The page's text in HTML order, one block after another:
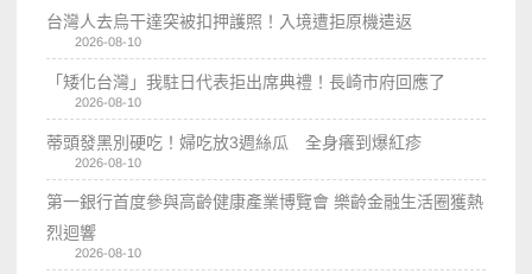
台灣人去烏干達突被扣押護照！入境遭拒原機遣返
2026-08-10
「矮化台灣」我駐日代表拒出席典禮！長崎市府回應了
2026-08-10
蒂頭發黑別硬吃！婦吃放3週絲瓜 全身癢到爆紅疹
2026-08-10
第一銀行首度參與高齡健康產業博覽會 樂齡金融生活圈獲熱
烈迴響
2026-08-10